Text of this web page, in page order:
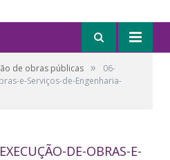
de obras públicas »
06-
e-Serviços-de-Engenharia-
DE-OBRAS-E-